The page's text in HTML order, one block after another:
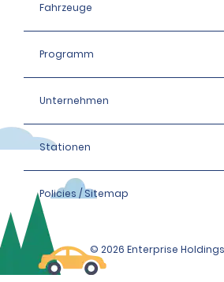
Fahrzeuge
Programm
Unternehmen
Stationen
Policies / Sitemap
© 2026 Enterprise